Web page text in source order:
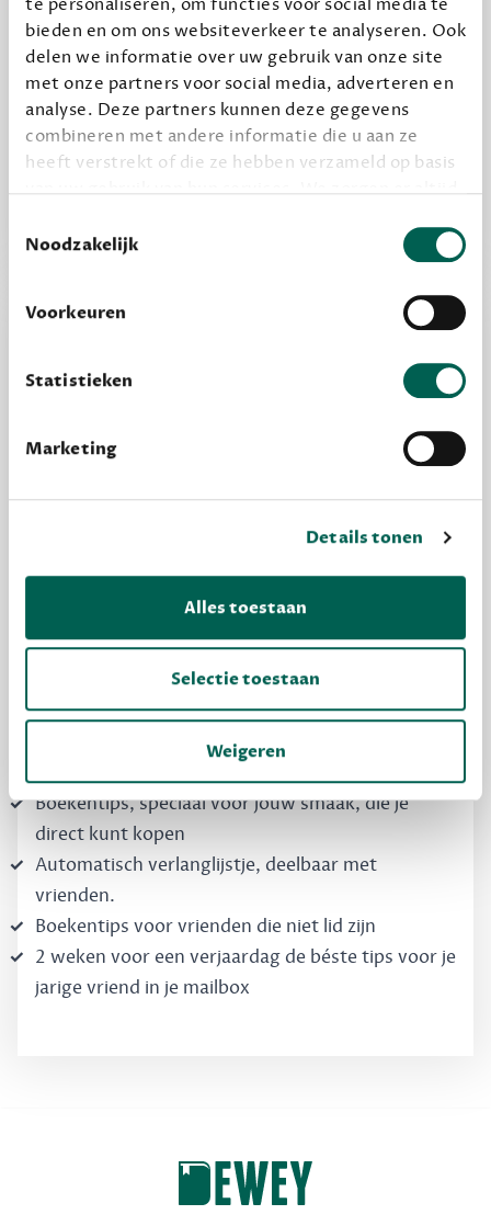
te personaliseren, om functies voor social media te
bieden en om ons websiteverkeer te analyseren. Ook
delen we informatie over uw gebruik van onze site
met onze partners voor social media, adverteren en
analyse. Deze partners kunnen deze gegevens
combineren met andere informatie die u aan ze
heeft verstrekt of die ze hebben verzameld op basis
grondslag gebeurt, en er niet onnodig data van je
wordt verwerkt. Gevoelige persoonsgegevens delen
Noodzakelijk
Voorkeuren
Statistieken
Marketing
Details tonen
Alles toestaan
Selectie toestaan
Weigeren
Alles van Dewey Free
Word een bovengemiddelde lezer met 6 boeken
per jaar
Vooraf een tipje van de sluier, zodat je kunt
Dewey Free
Krijg boekentips, persoonlijk voor jou en je
vrienden. Krijg én geef betere cadeaus.
Schrijf nu gratis in
Boekentips, speciaal voor jouw smaak, die je
direct kunt kopen
Automatisch verlanglijstje, deelbaar met
vrienden.
Boekentips voor vrienden die niet lid zijn
2 weken voor een verjaardag de béste tips voor je
jarige vriend in je mailbox